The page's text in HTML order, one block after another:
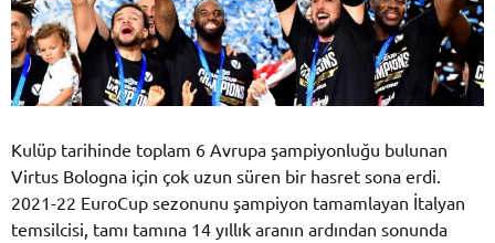
Kulüp tarihinde toplam 6 Avrupa şampiyonluğu bulunan
Virtus Bologna için çok uzun süren bir hasret sona erdi.
2021-22 EuroCup sezonunu şampiyon tamamlayan İtalyan
temsilcisi, tamı tamına 14 yıllık aranın ardından sonunda